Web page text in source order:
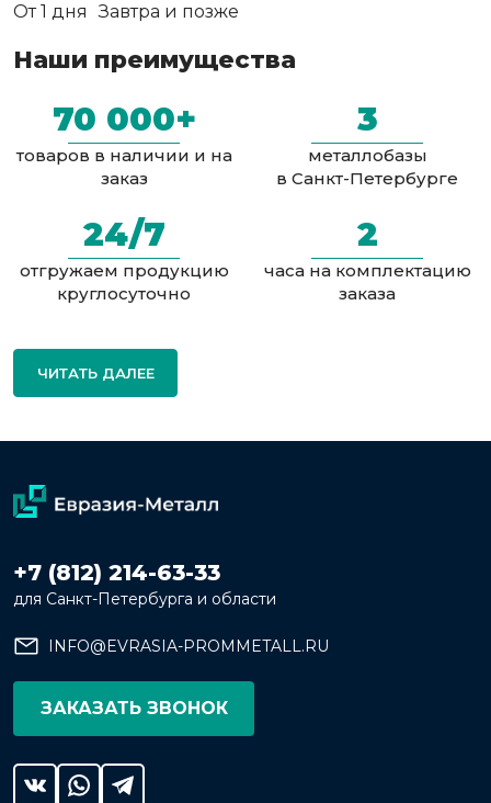
От 1 дня
Завтра и позже
Наши преимущества
70 000+
товаров в наличии и на
заказ
3
металлобазы
в Санкт-Петербурге
24/7
отгружаем продукцию
круглосуточно
2
часа на комплектацию
заказа
ЧИТАТЬ ДАЛЕЕ
+7 (812) 214-63-33
для Санкт-Петербурга и области
INFO@EVRASIA-PROMMETALL.RU
ЗАКАЗАТЬ ЗВОНОК